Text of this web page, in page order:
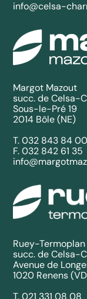
info@celsa-
Margot Mazout
succ. de Celsa-
Sous-le-Pré 19
2014 Bôle (NE)
T. 032 843 84 00
F. 032 842 61 35
Ruey-Termoplan
succ. de Celsa-
Avenue de
1020 Renens